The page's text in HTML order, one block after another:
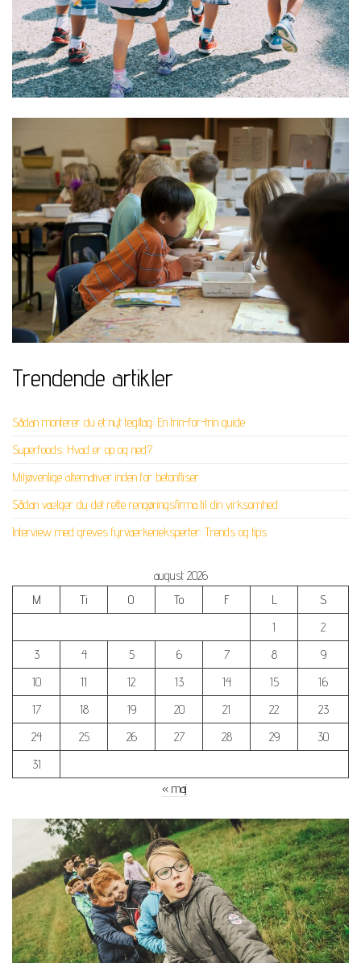
Trendende artikler
Sådan monterer du et nyt tegltag: En trin-for-trin guide
Superfoods: Hvad er op og ned?
Miljøvenlige alternativer inden for betonfliser
Sådan vælger du det rette rengøringsfirma til din virksomhed
Interview med greves fyrværkerieksperter: Trends og tips
august 2026
M
Ti O To F L
S
1
2
3
4 5 6 7 8
9
10
11 12 13 14 15
16
17
18 19 20 21 22
23
24
25 26 27 28 29
30
31
« maj